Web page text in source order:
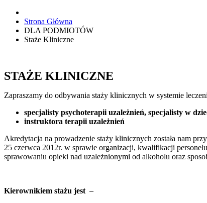
Strona Główna
DLA PODMIOTÓW
Staże Kliniczne
STAŻE KLINICZNE
Zapraszamy do odbywania staży klinicznych w systemie
specjalisty psychoterapii uzależnień, specjalisty w
instruktora terapii uzależnień
Akredytacja na prowadzenie staży klinicznych została nam
25 czerwca 2012r. w sprawie organizacji, kwalifikacji
sprawowaniu opieki nad uzależnionymi od alkoholu oraz
Kierownikiem stażu jest –